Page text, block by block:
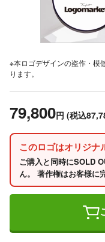
※本ロゴデザインの盗作・模
ります。
79,800円 (税込
このロゴはオリジナ
ご購入と同時にSOLD
ん。 著作権はお客様に